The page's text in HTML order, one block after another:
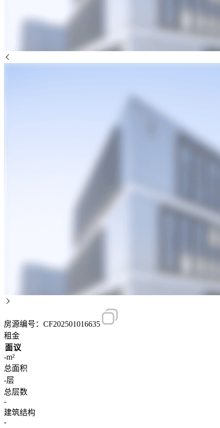
房源编号：CF202501016635
租金
面议
-m²
总面积
-层
总层数
-
建筑结构
-